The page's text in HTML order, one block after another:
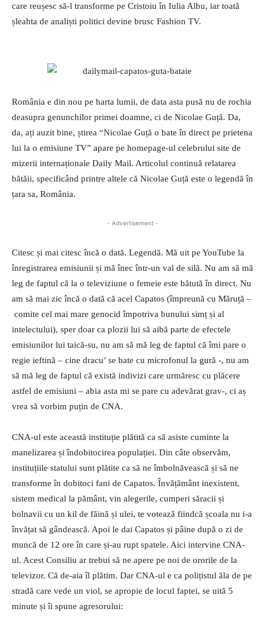
care reușesc să-l transforme pe Cristoiu în Iulia Albu, iar toată
șleahta de analiști politici devine brusc Fashion TV.
România e din nou pe harta lumii, de data asta pusă nu de rochia
deasupra genunchilor primei doamne, ci de Nicolae Guță. Da,
da, ați auzit bine, știrea “Nicolae Guță o bate în direct pe prietena
lui la o emisiune TV” apare pe homepage-ul celebrului site de
mizerii internaționale Daily Mail. Articolul continuă relatarea
bătăii, specificând printre altele că Nicolae Guță este o legendă în
țara sa, România.
- Advertisement -
Citesc și mai citesc încă o dată. Legendă. Mă uit pe YouTube la
înregistrarea emisiunii și mă înec într-un val de silă. Nu am să mă
leg de faptul că la o televiziune o femeie este bătută în direct. Nu
am să mai zic încă o dată că acel Capatos (împreună cu Măruță –
comite cel mai mare genocid împotriva bunului simț și al
intelectului), sper doar ca plozii lui să aibă parte de efectele
emisiunilor lui taică-su, nu am să mă leg de faptul că îmi pare o
regie ieftină – cine dracu’ se bate cu microfonul la gură -, nu am
să mă leg de faptul că există indivizi care urmăresc cu plăcere
astfel de emisiuni – abia asta mi se pare cu adevărat grav-, ci aș
vrea să vorbim puțin de CNA.
CNA-ul este această instituție plătită ca să asiste cuminte la
manelizarea și îndobitocirea populației. Din câte observăm,
instituțiile statului sunt plătite ca să ne îmbolnăvească și să ne
transforme în dobitoci fani de Capatos. Învățământ inexistent,
sistem medical la pământ, vin alegerile, cumperi săracii și
bolnavii cu un kil de făină și ulei, te votează fiindcă școala nu i-a
învățat să gândească. Apoi le dai Capatos și pâine după o zi de
muncă de 12 ore în care și-au rupt spatele. Aici intervine CNA-
ul. Acest Consiliu ar trebui să ne apere pe noi de ororile de la
televizor. Că de-aia îl plătim. Dar CNA-ul e ca polițistul ăla de pe
stradă care vede un viol, se apropie de locul faptei, se uită 5
minute și îi spune agresorului: